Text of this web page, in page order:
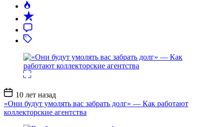
Дата
записи
10 лет назад
«Они будут умолять вас забрать долг» — Как работают
коллекторские агентства